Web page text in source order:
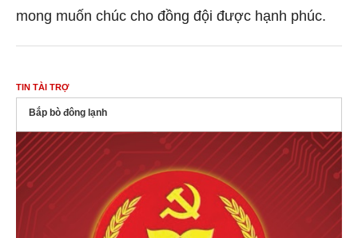
mong muốn chúc cho đồng đội được hạnh phúc.
TIN TÀI TRỢ
Bắp bò đông lạnh